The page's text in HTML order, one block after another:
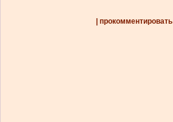
| прокомментировать |